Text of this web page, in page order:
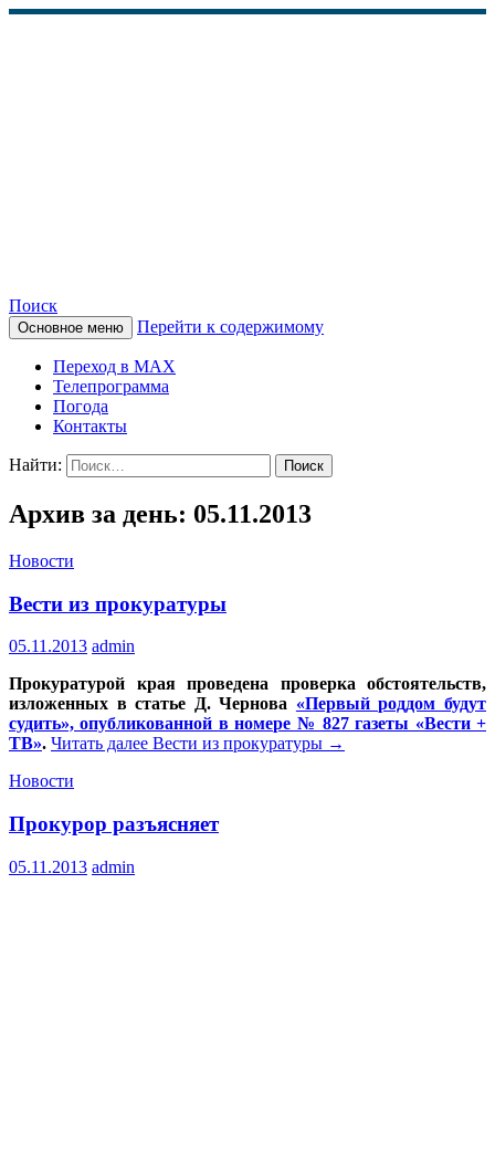
КАМЧАТСКОЕ
ИНФОРМАЦИОННОЕ
АГЕНТСТВО (КИА
«ВЕСТИ»)
Поиск
Основное меню Перейти к содержимому
Переход в MAX
Телепрограмма
Погода
Контакты
Найти:
Архив за день: 05.11.2013
Новости
Вести из прокуратуры
05.11.2013 admin
Прокуратурой края проведена проверка обстоятельств,
изложенных в статье Д. Чернова «Первый роддом будут
судить», опубликованной в номере № 827 газеты «Вести +
ТВ». Читать далее Вести из прокуратуры →
Новости
Прокурор разъясняет
05.11.2013 admin